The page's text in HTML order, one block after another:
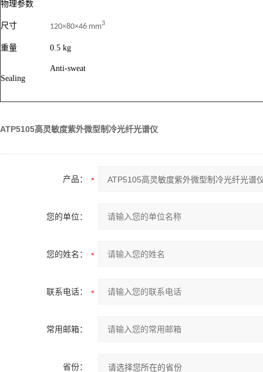
物理参数
尺寸 120×80×46 mm3
重量 0.5 kg
Sealing
Anti-sweat
ATP5105高灵敏度紫外微型制冷光纤光谱仪
产品：
您的单位：
您的姓名：
联系电话：
常用邮箱：
省份：